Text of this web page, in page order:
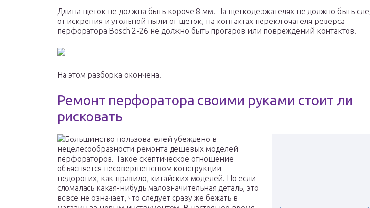
Длина щеток не должна быть короче 8 мм. На щеткодержателях не должно быть
от искрения и угольной пыли от щеток, на контактах переключателя реверса
перфоратора Bosch 2-26 не должно быть прогаров или повреждений контактов.
На этом разборка окончена.
Ремонт перфоратора своими руками стоит ли
рисковать
Большинство пользователей убеждено в
нецелесообразности ремонта дешевых моделей
перфораторов. Такое скептическое отношение
объясняется несовершенством конструкции
недорогих, как правило, китайских моделей. Но если
сломалась какая-нибудь малозначительная деталь, это
вовсе не означает, что следует сразу же бежать в